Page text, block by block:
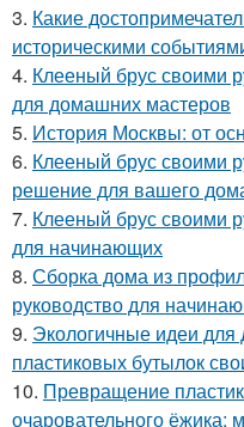
3. Какие
историческими
4. Клееный брус своими
для домашних мастеров
5. История Москвы: от
6. Клееный брус своими
решение для вашего
7. Клееный брус своими
для начинающих
8. Сборка дома из
руководство для
9. Экологичные идеи для
пластиковых бутылок
10. Превращение
очаровательного ёжика: